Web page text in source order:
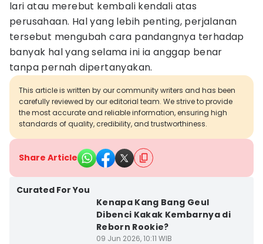
lari atau merebut kembali kendali atas
perusahaan. Hal yang lebih penting, perjalanan
tersebut mengubah cara pandangnya terhadap
banyak hal yang selama ini ia anggap benar
tanpa pernah dipertanyakan.
This article is written by our community writers and has been
carefully reviewed by our editorial team. We strive to provide
the most accurate and reliable information, ensuring high
standards of quality, credibility, and trustworthiness.
Share Article
Curated For You
Kenapa Kang Bang Geul
Dibenci Kakak Kembarnya di
Reborn Rookie?
09 Jun 2026, 10:11 WIB